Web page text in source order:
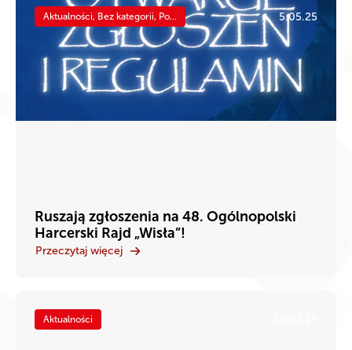
Aktualności, Bez kategorii, Po... 5.05.25
Ruszają zgłoszenia na 48. Ogólnopolski
Harcerski Rajd „Wisła”!
Przeczytaj więcej
Aktualności